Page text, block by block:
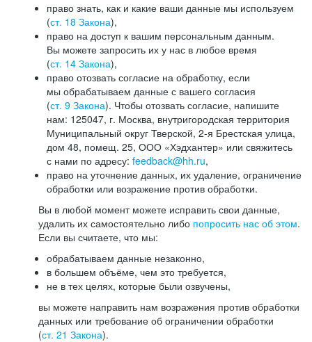
право знать, как и какие ваши данные мы используем
(ст. 18 Закона),
право на доступ к вашим персональным данным.
Вы можете запросить их у нас в любое время
(ст. 14 Закона),
право отозвать согласие на обработку, если
мы обрабатываем данные с вашего согласия
(ст. 9 Закона). Чтобы отозвать согласие, напишите
нам: 125047, г. Москва, внутригородская территория
Муниципальный округ Тверской, 2-я Брестская улица,
дом 48, помещ. 25, ООО «Хэдхантер» или свяжитесь
с нами по адресу: feedback@hh.ru,
право на уточнение данных, их удаление, ограничение
обработки или возражение против обработки.
Вы в любой момент можете исправить свои данные,
удалить их самостоятельно либо попросить нас об этом.
Если вы считаете, что мы:
обрабатываем данные незаконно,
в большем объёме, чем это требуется,
не в тех целях, которые были озвучены,
вы можете направить нам возражения против обработки
данных или требование об ограничении обработки
(ст. 21 Закона).